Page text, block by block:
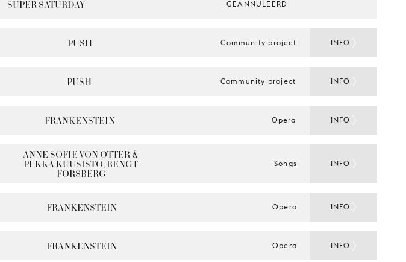
SUPER SATURDAY GEANNULEERD
PUSH Community project INFO
PUSH Community project INFO
FRANKENSTEIN Opera INFO
ANNE SOFIE VON OTTER &
PEKKA KUUSISTO, BENGT
FORSBERG
Songs INFO
FRANKENSTEIN Opera INFO
FRANKENSTEIN Opera INFO